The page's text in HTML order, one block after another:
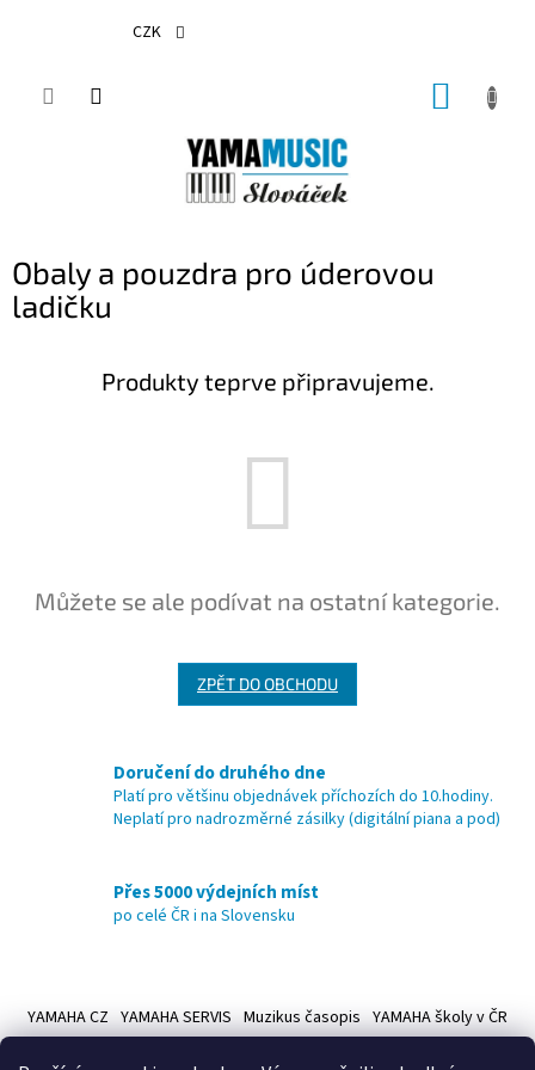
CZK
Obaly a pouzdra pro úderovou
ladičku
Produkty teprve připravujeme.
Můžete se ale podívat na ostatní kategorie.
ZPĚT DO OBCHODU
Doručení do druhého dne
Platí pro většinu objednávek příchozích do 10.hodiny.
Neplatí pro nadrozměrné zásilky (digitální piana a pod)
Přes 5000 výdejních míst
po celé ČR i na Slovensku
p
YAMAHA CZ YAMAHA SERVIS Muzikus časopis YAMAHA školy v ČR